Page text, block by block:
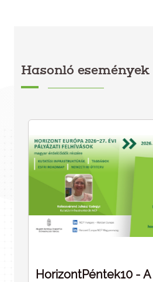
Hasonló események
HorizontPéntek10 -